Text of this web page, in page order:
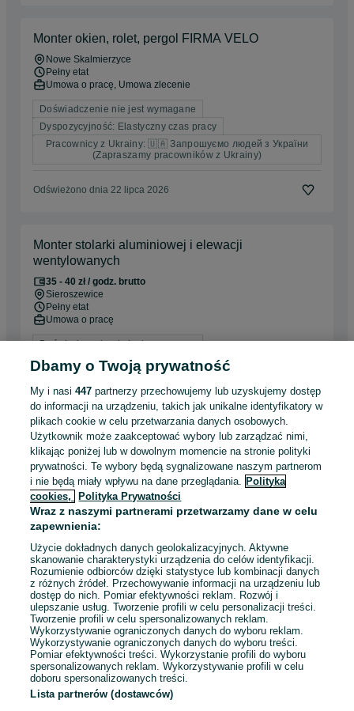
Monter okien, rolet, pergol FIRMA VELO
Nowe Skalmierzyce
Pełny etat
Umowa o pracę, Umowa zlecenie
Doświadczenie nie jest wymagane
Dyspozycyjność: Elastyczny czas pracy
Pracownicy z Ukrainy: 🇺🇦 Запрошуємо людей з України
(Zapraszamy pracowników z Ukrainy)
Odświeżono dnia 22 lipca 2026
Monter stolarki aluminiowej i elewacji
wentylowanych
35 - 40 zł / godz. brutto
Sieroszewice
Pełny etat
Umowa o pracę
Doświadczenie nie jest wymagane
Pracownicy z Ukrainy: 🇺🇦 Запрошуємо людей з України
(Zapraszamy pracowników z Ukrainy)
Odświeżono dzisiaj o 09:24
Konsultant ds. Rozwoju Sprzedaży Internetowej
(100% zdalnie)
31,40 - 35 zł / godz. brutto
Kalisz
Niepełny etat
Odpowiednie doświadczenie zawodowe
Dyspozycyjność: Elastyczny czas pracy
Miejsce pracy: Praca zdalna
Odświeżono dnia 08 sierpnia 2026
Strona główna Praca Montaż i serwis
Dbamy o Twoją prywatność
My i nasi447 partnerzy przechowujemy lub uzyskujemy dostęp
do informacji na urządzeniu, takich jak unikalne identyfikatory w
plikach cookie w celu przetwarzania danych osobowych.
Użytkownik może zaakceptować wybory lub zarządzać nimi,
klikając poniżej lub w dowolnym momencie na stronie polityki
prywatności. Te wybory będą sygnalizowane naszym partnerom
i nie będą miały wpływu na dane przeglądania. Polityka
cookies,
Polityka Prywatności
Wraz z naszymi partnerami przetwarzamy dane w celu
zapewnienia:
Użycie dokładnych danych geolokalizacyjnych. Aktywne
skanowanie charakterystyki urządzenia do celów identyfikacji.
Rozumienie odbiorców dzięki statystyce lub kombinacji danych
z różnych źródeł. Przechowywanie informacji na urządzeniu lub
dostęp do nich. Pomiar efektywności reklam. Rozwój i
ulepszanie usług. Tworzenie profili w celu personalizacji treści.
Tworzenie profili w celu spersonalizowanych reklam.
Wykorzystywanie ograniczonych danych do wyboru reklam.
Wykorzystywanie ograniczonych danych do wyboru treści.
Pomiar efektywności treści. Wykorzystanie profili do wyboru
spersonalizowanych reklam. Wykorzystywanie profili w celu
doboru spersonalizowanych treści.
Lista partnerów (dostawców)